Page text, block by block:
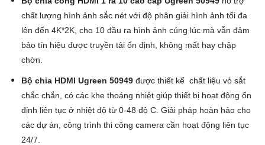
chất lượng hình ảnh sắc nét với độ phân giải hình ảnh tối đa
lên đến 4K*2K, cho 10 đầu ra hình ảnh cúng lúc mà vẫn đảm
bảo tín hiệu được truyền tải ổn định, không mất hay chập
chờn.
Bộ chia HDMI Ugreen 50949được thiết kế chất liệu vỏ sắt
chắc chắn, có các khe thoáng nhiệt giúp thiết bị hoạt động ổn
định liên tục ở nhiệt độ từ 0-48 độ C. Giải pháp hoàn hảo cho
các dự án, công trình thi công camera cần hoạt động liên tục
24/7.